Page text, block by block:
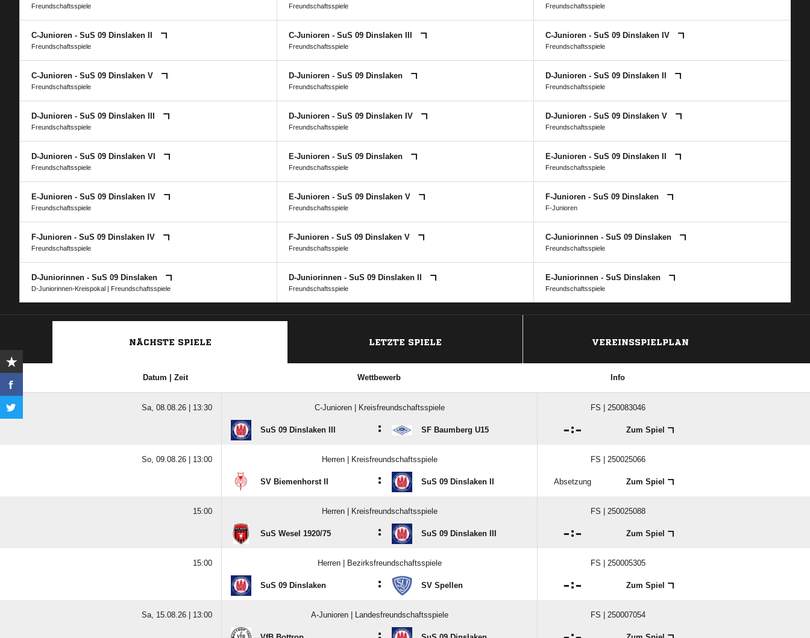
Freundschaftsspiele Freundschaftsspiele Freundschaftsspiele
C-Junioren - SuS 09 Dinslaken II
Freundschaftsspiele
C-Junioren - SuS 09 Dinslaken III
Freundschaftsspiele
C-Junioren - SuS 09 Dinslaken IV
Freundschaftsspiele
C-Junioren - SuS 09 Dinslaken V
Freundschaftsspiele
D-Junioren - SuS 09 Dinslaken
Freundschaftsspiele
D-Junioren - SuS 09 Dinslaken II
Freundschaftsspiele
D-Junioren - SuS 09 Dinslaken III
Freundschaftsspiele
D-Junioren - SuS 09 Dinslaken IV
Freundschaftsspiele
D-Junioren - SuS 09 Dinslaken V
Freundschaftsspiele
D-Junioren - SuS 09 Dinslaken VI
Freundschaftsspiele
E-Junioren - SuS 09 Dinslaken
Freundschaftsspiele
E-Junioren - SuS 09 Dinslaken II
Freundschaftsspiele
E-Junioren - SuS 09 Dinslaken IV
Freundschaftsspiele
E-Junioren - SuS 09 Dinslaken V
Freundschaftsspiele
F-Junioren - SuS 09 Dinslaken
F-Junioren
F-Junioren - SuS 09 Dinslaken IV
Freundschaftsspiele
F-Junioren - SuS 09 Dinslaken V
Freundschaftsspiele
C-Juniorinnen - SuS 09 Dinslaken
Freundschaftsspiele
D-Juniorinnen - SuS 09 Dinslaken
D-Juniorinnen-Kreispokal | Freundschaftsspiele
D-Juniorinnen - SuS 09 Dinslaken II
Freundschaftsspiele
E-Juniorinnen - SuS Dinslaken
Freundschaftsspiele
NÄCHSTE SPIELE LETZTE SPIELE VEREINSSPIELPLAN
Datum | Zeit Wettbewerb Info
Sa, 08.08.26 | 13:30 C-Junioren | Kreisfreundschaftsspiele FS | 250083046
SuS 09 Dinslaken III : SF Baumberg U15 : Zum Spiel
So, 09.08.26 | 13:00 Herren | Kreisfreundschaftsspiele FS | 250025066
SV Biemenhorst II : SuS 09 Dinslaken II Absetzung Zum Spiel
15:00 Herren | Kreisfreundschaftsspiele FS | 250025088
SuS Wesel 1920/​75 : SuS 09 Dinslaken III : Zum Spiel
15:00 Herren | Bezirksfreundschaftsspiele FS | 250005305
SuS 09 Dinslaken : SV Spellen : Zum Spiel
Sa, 15.08.26 | 13:00 A-Junioren | Landesfreundschaftsspiele FS | 250007054